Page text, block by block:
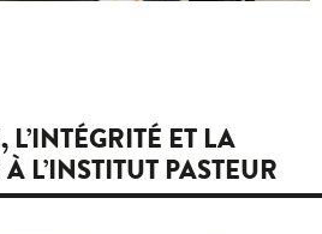
L’INTÉGRITÉ ET LA
L’INSTITUT PASTEUR